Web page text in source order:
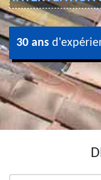
30 ans